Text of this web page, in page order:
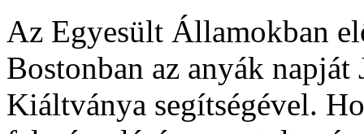
Az Egyesült Államokban
Bostonban az anyák
Kiáltványa segítségével.